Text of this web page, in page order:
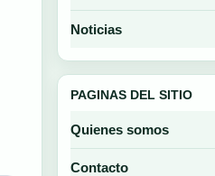
Noticias
PAGINAS DEL SITIO
Quienes somos
Contacto